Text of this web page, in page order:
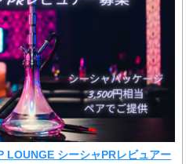
LOUNGE シーシャPRレビュアー